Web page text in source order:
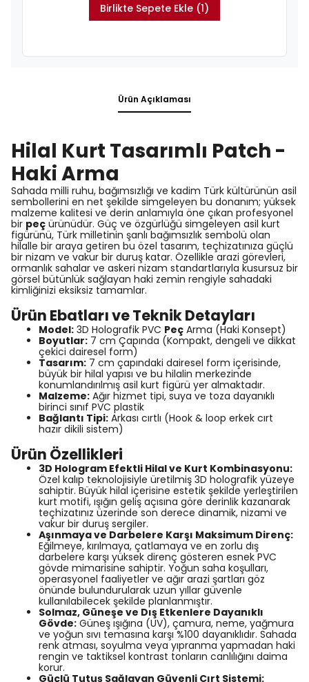
Birlikte Sepete Ekle (1)
Ürün Açıklaması
Hilal Kurt Tasarımlı Patch -
Haki Arma
Sahada milli ruhu, bağımsızlığı ve kadim Türk kültürünün asil
sembollerini en net şekilde simgeleyen bu donanım; yüksek
malzeme kalitesi ve derin anlamıyla öne çıkan profesyonel
bir peç ürünüdür. Güç ve özgürlüğü simgeleyen asil kurt
figürünü, Türk milletinin şanlı bağımsızlık sembolü olan
hilalle bir araya getiren bu özel tasarım, teçhizatınıza güçlü
bir nizam ve vakur bir duruş katar. Özellikle arazi görevleri,
ormanlık sahalar ve askeri nizam standartlarıyla kusursuz bir
görsel bütünlük sağlayan haki zemin rengiyle sahadaki
kimliğinizi eksiksiz tamamlar.
Ürün Ebatları ve Teknik Detayları
Model: 3D Holografik PVC Peç Arma (Haki Konsept)
Boyutlar: 7 cm Çapında (Kompakt, dengeli ve dikkat
çekici dairesel form)
Tasarım: 7 cm çapındaki dairesel form içerisinde,
büyük bir hilal yapısı ve bu hilalin merkezinde
konumlandırılmış asil kurt figürü yer almaktadır.
Malzeme: Ağır hizmet tipi, suya ve toza dayanıklı
birinci sınıf PVC plastik
Bağlantı Tipi: Arkası cırtlı (Hook & loop erkek cırt
hazır dikili sistem)
Ürün Özellikleri
3D Hologram Efektli Hilal ve Kurt Kombinasyonu:
Özel kalıp teknolojisiyle üretilmiş 3D holografik yüzeye
sahiptir. Büyük hilal içerisine estetik şekilde yerleştirilen
kurt motifi, ışığın geliş açısına göre derinlik kazanarak
teçhizatınız üzerinde son derece dinamik, nizami ve
vakur bir duruş sergiler.
Aşınmaya ve Darbelere Karşı Maksimum Direnç:
Eğilmeye, kırılmaya, çatlamaya ve en zorlu dış
darbelere karşı yüksek direnç gösteren esnek PVC
gövde mimarisine sahiptir. Yoğun saha koşulları,
operasyonel faaliyetler ve ağır arazi şartları göz
önünde bulundurularak uzun yıllar güvenle
kullanılabilecek şekilde planlanmıştır.
Solmaz, Güneşe ve Dış Etkenlere Dayanıklı
Gövde: Güneş ışığına (UV), çamura, neme, yağmura
ve yoğun sıvı temasına karşı %100 dayanıklıdır. Sahada
renk atması, soyulma veya yıpranma yapmadan haki
rengin ve taktiksel kontrast tonların canlılığını daima
korur.
Güçlü Tutuş Sağlayan Güvenli Cırt Sistemi: